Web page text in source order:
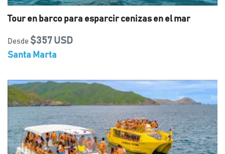
Tour en barco para esparcir cenizas en el mar
Desde $357 USD
Santa Marta